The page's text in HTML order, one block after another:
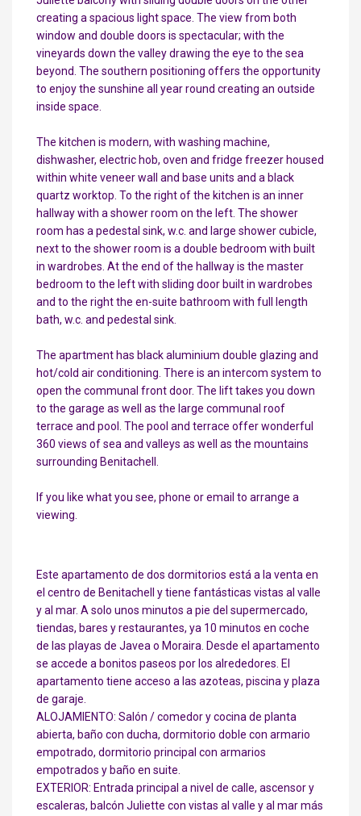
creating a spacious light space. The view from both
window and double doors is spectacular; with the
vineyards down the valley drawing the eye to the sea
beyond. The southern positioning offers the opportunity
to enjoy the sunshine all year round creating an outside
inside space.
The kitchen is modern, with washing machine,
dishwasher, electric hob, oven and fridge freezer housed
within white veneer wall and base units and a black
quartz worktop. To the right of the kitchen is an inner
hallway with a shower room on the left. The shower
room has a pedestal sink, w.c. and large shower cubicle,
next to the shower room is a double bedroom with built
in wardrobes. At the end of the hallway is the master
bedroom to the left with sliding door built in wardrobes
and to the right the en-suite bathroom with full length
bath, w.c. and pedestal sink.
The apartment has black aluminium double glazing and
hot/cold air conditioning. There is an intercom system to
open the communal front door. The lift takes you down
to the garage as well as the large communal roof
terrace and pool. The pool and terrace offer wonderful
360 views of sea and valleys as well as the mountains
surrounding Benitachell.
If you like what you see, phone or email to arrange a
viewing.
Este apartamento de dos dormitorios está a la venta en
el centro de Benitachell y tiene fantásticas vistas al valle
y al mar. A solo unos minutos a pie del supermercado,
tiendas, bares y restaurantes, ya 10 minutos en coche
de las playas de Javea o Moraira. Desde el apartamento
se accede a bonitos paseos por los alrededores. El
apartamento tiene acceso a las azoteas, piscina y plaza
de garaje.
ALOJAMIENTO: Salón / comedor y cocina de planta
abierta, baño con ducha, dormitorio doble con armario
empotrado, dormitorio principal con armarios
empotrados y baño en suite.
EXTERIOR: Entrada principal a nivel de calle, ascensor y
escaleras, balcón Juliette con vistas al valle y al mar más